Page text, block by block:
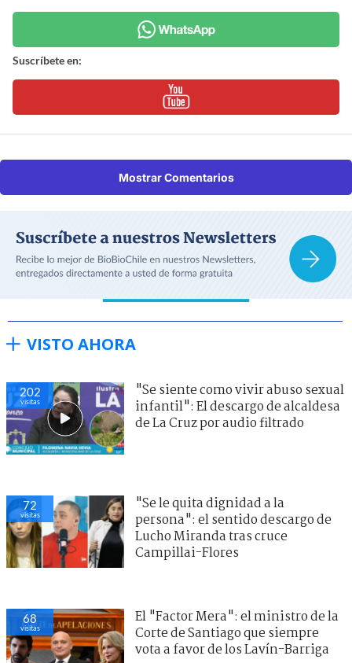
Suscríbete en:
Mostrar Comentarios
VISTO AHORA
202
visitas
"Se siente como vivir abuso sexual
infantil": El descargo de alcaldesa
de La Cruz por audio filtrado
72
visitas
"Se le quita dignidad a la
persona": el sentido descargo de
Lucho Miranda tras cruce
Campillai-Flores
68
visitas
El "Factor Mera": el ministro de la
Corte de Santiago que siempre
vota a favor de los Lavín-Barriga